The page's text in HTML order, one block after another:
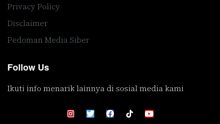
Privacy Policy
Disclaimer
Pedoman Media Siber
Follow Us
Ikuti info menarik lainnya di sosial media kami